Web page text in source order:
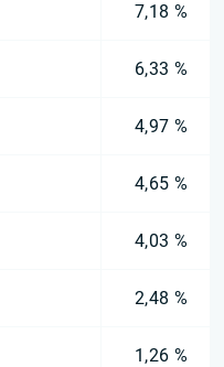
7,18 %
6,33 %
4,97 %
4,65 %
4,03 %
2,48 %
1,26 %